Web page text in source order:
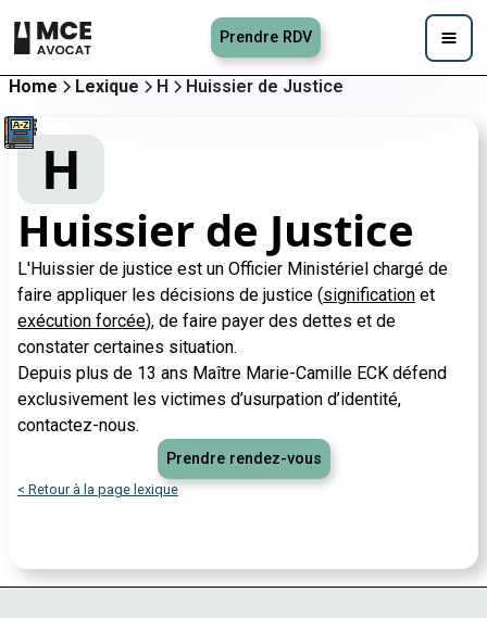
Prendre RDV
Home Lexique H Huissier de Justice
H
Huissier de Justice
L'Huissier de justice est un Officier Ministériel chargé de
faire appliquer les décisions de justice (signification et
exécution forcée), de faire payer des dettes et de
constater certaines situation.
Depuis plus de 13 ans Maître Marie-Camille ECK défend
exclusivement les victimes d’usurpation d’identité,
contactez-nous.
Prendre rendez-vous
< Retour à la page lexique